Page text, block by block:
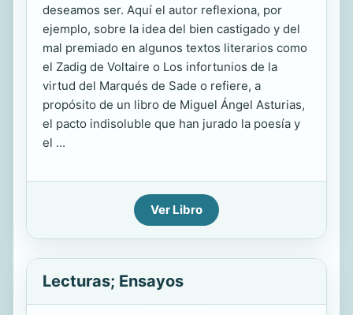
deseamos ser. Aquí el autor reflexiona, por
ejemplo, sobre la idea del bien castigado y del
mal premiado en algunos textos literarios como
el Zadig de Voltaire o Los infortunios de la
virtud del Marqués de Sade o refiere, a
propósito de un libro de Miguel Ángel Asturias,
el pacto indisoluble que han jurado la poesía y
el ...
Ver Libro
Lecturas; Ensayos